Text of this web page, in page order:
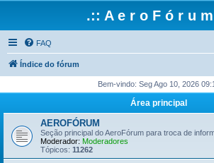
.:: A e r o F ó r u
FAQ
Índice do fórum
Bem-vindo: Seg Ago 10, 2026
Área principal
AEROFÓRUM
Seção principal do AeroFórum para troca de
Moderador: Moderadores
Tópicos: 11262